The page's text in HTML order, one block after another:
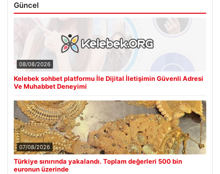
Güncel
08/08/2026
Kelebek sohbet platformu İle Dijital İletişimin Güvenli Adresi
Ve Muhabbet Deneyimi
07/08/2026
Türkiye sınırında yakalandı. Toplam değerleri 500 bin
euronun üzerinde